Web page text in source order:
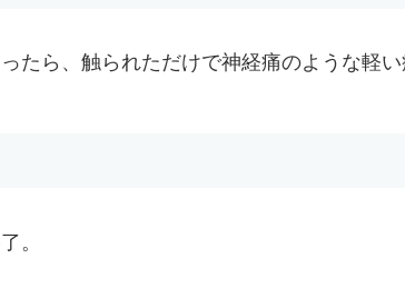
たら、触られただけで神経痛のような軽い
。